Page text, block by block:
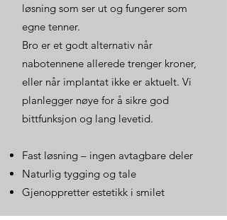
løsning som ser ut og fungerer som
egne tenner.
Bro er et godt alternativ når
nabotennene allerede trenger kroner,
eller når implantat ikke er aktuelt. Vi
planlegger nøye for å sikre god
bittfunksjon og lang levetid.
Fast løsning – ingen avtagbare deler
Naturlig tygging og tale
Gjenoppretter estetikk i smilet